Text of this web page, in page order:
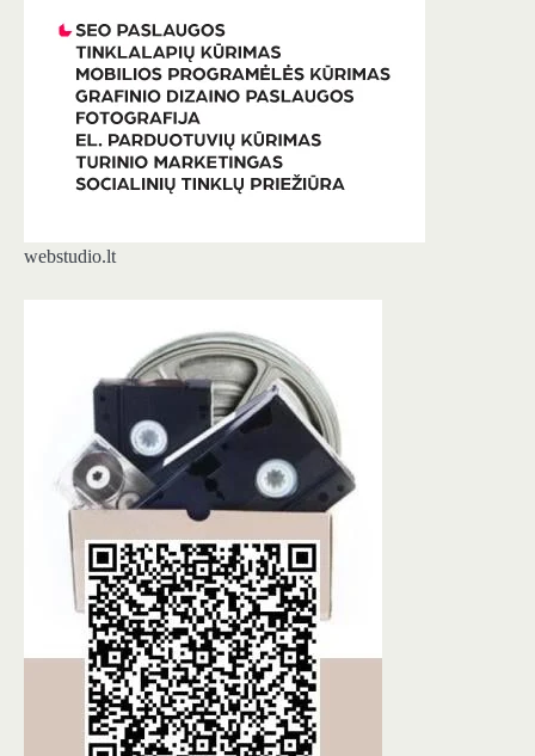
webstudio.lt